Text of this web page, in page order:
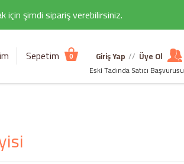
için şimdi sipariş verebilirsiniz.
Sepetim 0 Giriş Yap // Üye Ol
Eski Tadında Satıcı Başvurusu